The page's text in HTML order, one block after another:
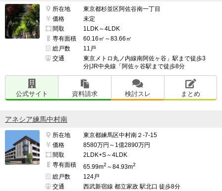
所在地
東京都杉並区阿佐谷南一丁目
価格
未定
間取
1LDK～4LDK
専有面積
60.16㎡～83.66㎡
総戸数
11戸
交通
東京メトロ丸ノ内線南阿佐ヶ谷」駅まで徒歩3
分|JR中央線「阿佐ヶ谷駅まで徒歩8分
公式サイト 資料請求 検討スレ まとめ
アネシア練馬中村南
所在地
東京都練馬区中村南２-7-15
価格
8580万円～1億2890万円
間取
2LDK+S～4LDK
専有面積
65.99m2 ～84.93m2
総戸数
124戸
交通
西武新宿線 都立家政 駅北口 徒歩8分